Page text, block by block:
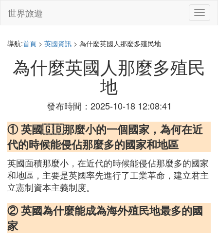
切
換
世界旅遊
導航:首頁 > 英國資訊 > 為什麼英國人那麼多殖民地
為什麼英國人那麼多殖民
地
發布時間：2025-10-18 12:08:41
① 英國🇬🇧那麼小的一個國家，為何在近
代的時候能侵佔那麼多的國家和地區
英國面積那麼小，在近代的時候能侵佔那麼多的國家
和地區，主要是英國率先進行了工業革命，建立君主
立憲制資本主義制度。
② 英國為什麼能成為海外殖民地最多的國
家